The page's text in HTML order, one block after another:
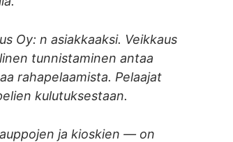
Oy: n asiakkaaksi. Veikkaus
tunnistaminen antaa
rahapelaamista. Pelaajat
kulutuksestaan.
ja kioskien — on